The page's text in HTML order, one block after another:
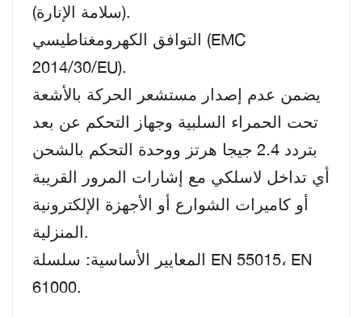
(سلامة الإنارة).
التوافق الكهرومغناطيسي (EMC
2014/30/EU).
يضمن عدم إصدار مستشعر الحركة بالأشعة
تحت الحمراء السلبية وجهاز التحكم عن بعد
بتردد 2.4 جيجا هرتز ووحدة التحكم بالشحن
أي تداخل لاسلكي مع إشارات المرور القريبة
أو كاميرات الشوارع أو الأجهزة الإلكترونية
المنزلية.
المعايير الأساسية: سلسلة EN 55015، EN
61000.